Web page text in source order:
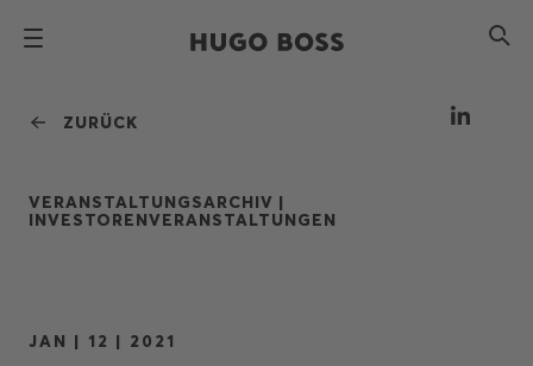
ZURÜCK
VERANSTALTUNGSARCHIV |
INVESTORENVERANSTALTUNGEN
JAN | 12 | 2021